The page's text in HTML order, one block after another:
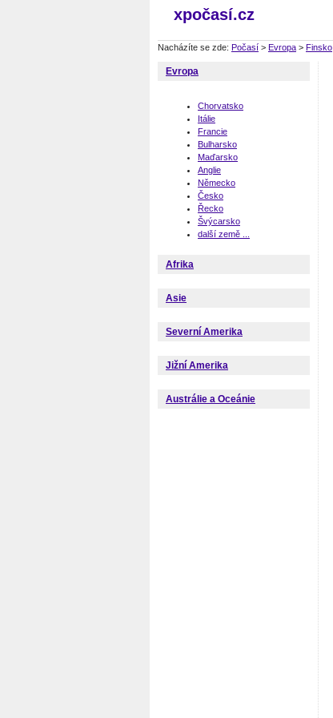
xpočasí.cz
Nacházíte se zde: Počasí > Evropa > Finsko
Evropa
Chorvatsko
Itálie
Francie
Bulharsko
Maďarsko
Anglie
Německo
Česko
Řecko
Švýcarsko
další země ...
Afrika
Asie
Severní Amerika
Jižní Amerika
Austrálie a Oceánie